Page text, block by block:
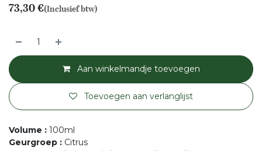
73,30€(Inclusief btw)
Aan winkelmandje toevoegen
Toevoegen aan verlanglijst
Volume : 100ml
Geurgroep : Citrus